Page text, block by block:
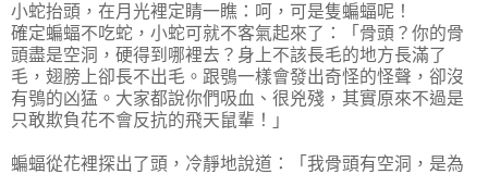
小蛇抬頭，在月光裡定睛一瞧：呵，可是隻蝙蝠呢！
確定蝙蝠不吃蛇，小蛇可就不客氣起來了：「骨頭？你的骨
頭盡是空洞，硬得到哪裡去？身上不該長毛的地方長滿了
毛，翅膀上卻長不出毛。跟鴞一樣會發出奇怪的怪聲，卻沒
有鴞的凶猛。大家都說你們吸血、很兇殘，其實原來不過是
只敢欺負花不會反抗的飛天鼠輩！」
蝙蝠從花裡探出了頭，冷靜地說道：「我骨頭有空洞，是為